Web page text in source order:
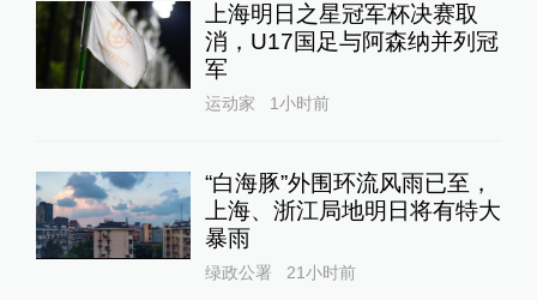
上海明日之星冠军杯决赛取
消，U17国足与阿森纳并列冠
军
运动家 1小时前
“白海豚”外围环流风雨已至，
上海、浙江局地明日将有特大
暴雨
绿政公署 21小时前